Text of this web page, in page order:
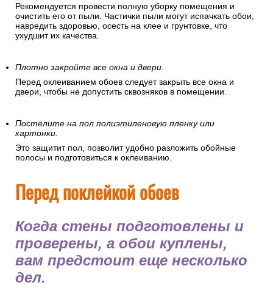
Рекомендуется провести полную уборку помещения и
очистить его от пыли. Частички пыли могут испачкать обои,
навредить здоровью, осесть на клее и грунтовке, что
ухудшит их качества.
Плотно закройте все окна и двери.
Перед оклеиванием обоев следует закрыть все окна и
двери, чтобы не допустить сквозняков в помещении.
Постелите на пол полиэтиленовую пленку или
картонки.
Это защитит пол, позволит удобно разложить обойные
полосы и подготовиться к оклеиванию.
Перед поклейкой обоев
Когда стены подготовлены и
проверены, а обои куплены,
вам предстоит еще несколько
дел.